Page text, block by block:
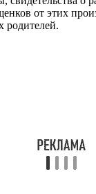
от этих
родителей.